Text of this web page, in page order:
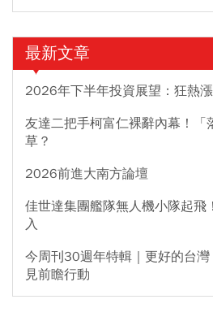
最新文章
2026年下半年投資展望：狂熱
友達二把手柯富仁裸辭內幕！「
草？
2026前進大南方論壇
佳世達集團艦隊無人機小隊起飛
入
今周刊30週年特輯｜更好的台
見前瞻行動